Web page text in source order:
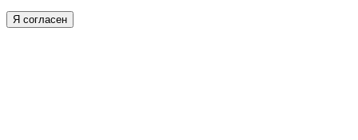
Я согласен